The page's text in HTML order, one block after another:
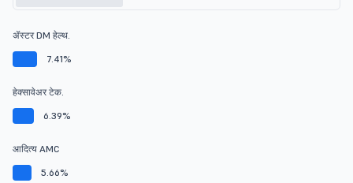
ॲस्टर DM हेल्थ.
7.41%
हेक्सावेअर टेक.
6.39%
आदित्य AMC
5.66%